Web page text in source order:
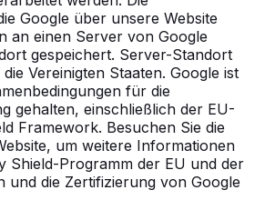
Google über unsere Website
an einen Server von Google
gespeichert. Server-Standort
Vereinigten Staaten. Google ist
für die
gehalten, einschließlich der EU-
Framework. Besuchen Sie die
um weitere Informationen
Shield-Programm der EU und der
und die Zertifizierung von Google
25